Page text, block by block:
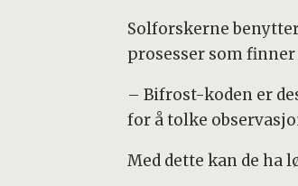
Solforskerne
prosesser som
– Bifrost-koden er
for å tolke
Med dette kan de ha